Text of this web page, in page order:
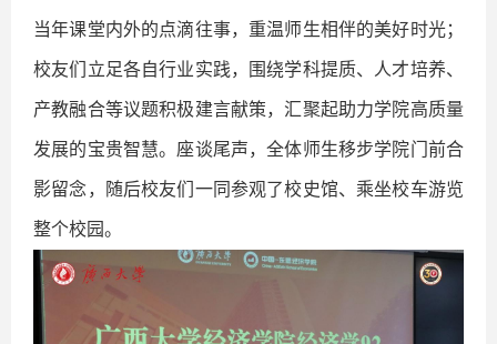
当年课堂内外的点滴往事，重温师生相伴的美好时光；
校友们立足各自行业实践，围绕学科提质、人才培养、
产教融合等议题积极建言献策，汇聚起助力学院高质量
发展的宝贵智慧。座谈尾声，全体师生移步学院门前合
影留念，随后校友们一同参观了校史馆、乘坐校车游览
整个校园。